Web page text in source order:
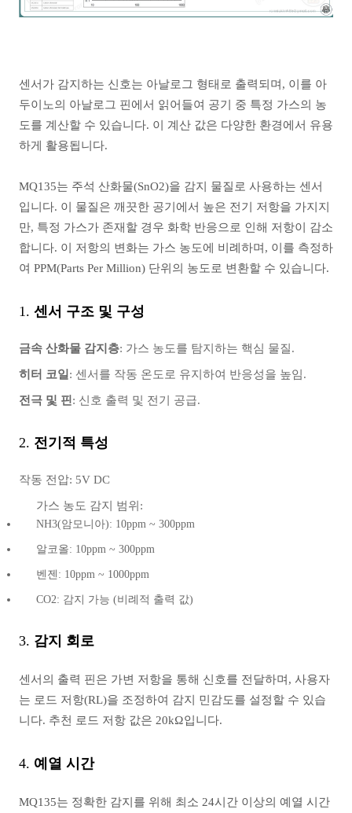
센서가 감지하는 신호는 아날로그 형태로 출력되며, 이를 아
두이노의 아날로그 핀에서 읽어들여 공기 중 특정 가스의 농
도를 계산할 수 있습니다. 이 계산 값은 다양한 환경에서 유용
하게 활용됩니다.
MQ135는 주석 산화물(SnO2)을 감지 물질로 사용하는 센서
입니다. 이 물질은 깨끗한 공기에서 높은 전기 저항을 가지지
만, 특정 가스가 존재할 경우 화학 반응으로 인해 저항이 감소
합니다. 이 저항의 변화는 가스 농도에 비례하며, 이를 측정하
여 PPM(Parts Per Million) 단위의 농도로 변환할 수 있습니다.
1. 센서 구조 및 구성
금속 산화물 감지층: 가스 농도를 탐지하는 핵심 물질.
히터 코일 : 센서를 작동 온도로 유지하여 반응성을 높임.
전극 및 핀 : 신호 출력 및 전기 공급.
2. 전기적 특성
작동 전압: 5V DC
가스 농도 감지 범위:
NH3(암모니아): 10ppm ~ 300ppm
알코올: 10ppm ~ 300ppm
벤젠: 10ppm ~ 1000ppm
CO2: 감지 가능 (비례적 출력 값)
3. 감지 회로
센서의 출력 핀은 가변 저항을 통해 신호를 전달하며, 사용자
는 로드 저항(RL)을 조정하여 감지 민감도를 설정할 수 있습
니다. 추천 로드 저항 값은 20kΩ입니다.
4. 예열 시간
MQ135는 정확한 감지를 위해 최소 24시간 이상의 예열 시간